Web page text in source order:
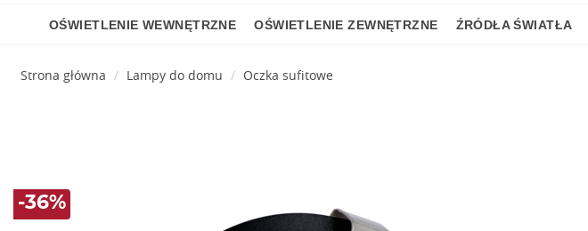
OŚWIETLENIE WEWNĘTRZNE OŚWIETLENIE ZEWNĘTRZNE ŹRÓDŁA ŚWIATŁA
Strona główna Lampy do domu Oczka sufitowe
-36%